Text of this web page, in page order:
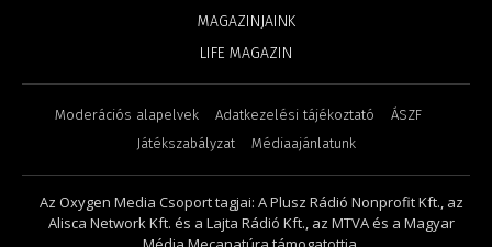
MAGAZINJAINK
LIFE MAGAZIN
Moderációs alapelvek Adatkezelési tájékoztató
ÁSZF
Játékszabályzat
Médiaajánlatunk
Az Oxygen Media Csoport tagjai: A Plusz Rádió Nonprofit Kft., az
Alisca Network Kft. és a Lajta Rádió Kft., az MTVA és a Magyar